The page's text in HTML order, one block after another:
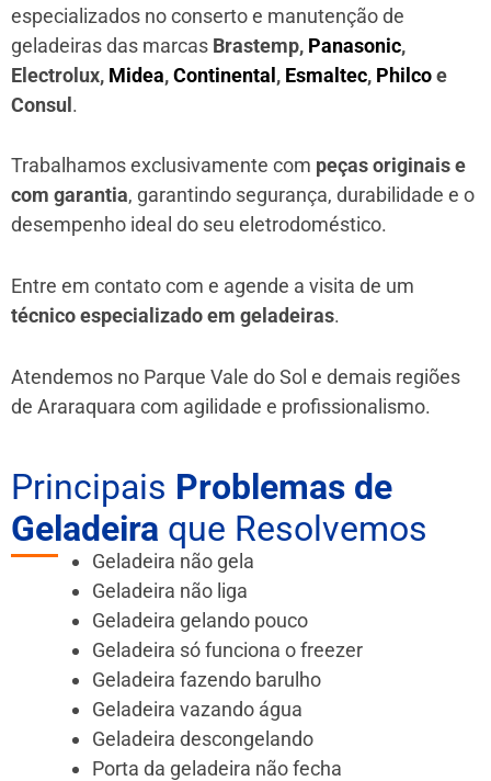
especializados no conserto e manutenção de
geladeiras das marcas Brastemp, Panasonic,
Electrolux, Midea,Continental, Esmaltec, Philcoe
Consul.
Trabalhamos exclusivamente com peças originais e
com garantia, garantindo segurança, durabilidade e o
desempenho ideal do seu eletrodoméstico.
Entre em contato com e agende a visita de um
técnico especializado em geladeiras.
Atendemos no Parque Vale do Sol e demais regiões
de Araraquara com agilidade e profissionalismo.
Principais Problemas de
Geladeira que Resolvemos
Geladeira não gela
Geladeira não liga
Geladeira gelando pouco
Geladeira só funciona o freezer
Geladeira fazendo barulho
Geladeira vazando água
Geladeira descongelando
Porta da geladeira não fecha